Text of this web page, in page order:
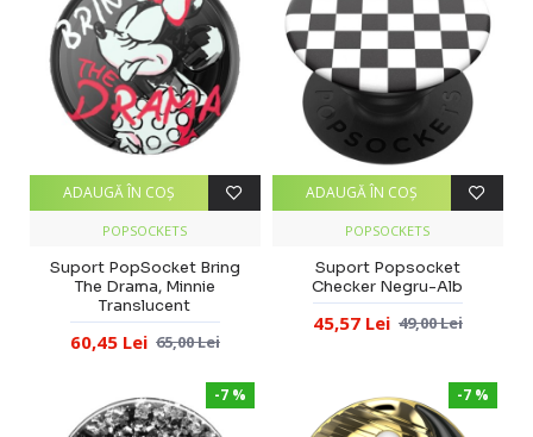
POPSOCKETS
Suport PopSocket Bring
The Drama, Minnie
Translucent
60,45 Lei 65,00 Lei
ADAUGĂ ÎN COŞ
POPSOCKETS
Suport Popsocket
Checker Negru-Alb
45,57 Lei 49,00 Lei
ADAUGĂ ÎN COŞ
-7 % -7 %